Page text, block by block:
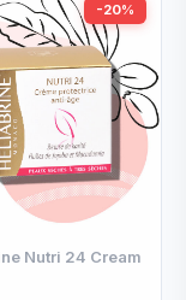
-20%
Nutri 24 Cream